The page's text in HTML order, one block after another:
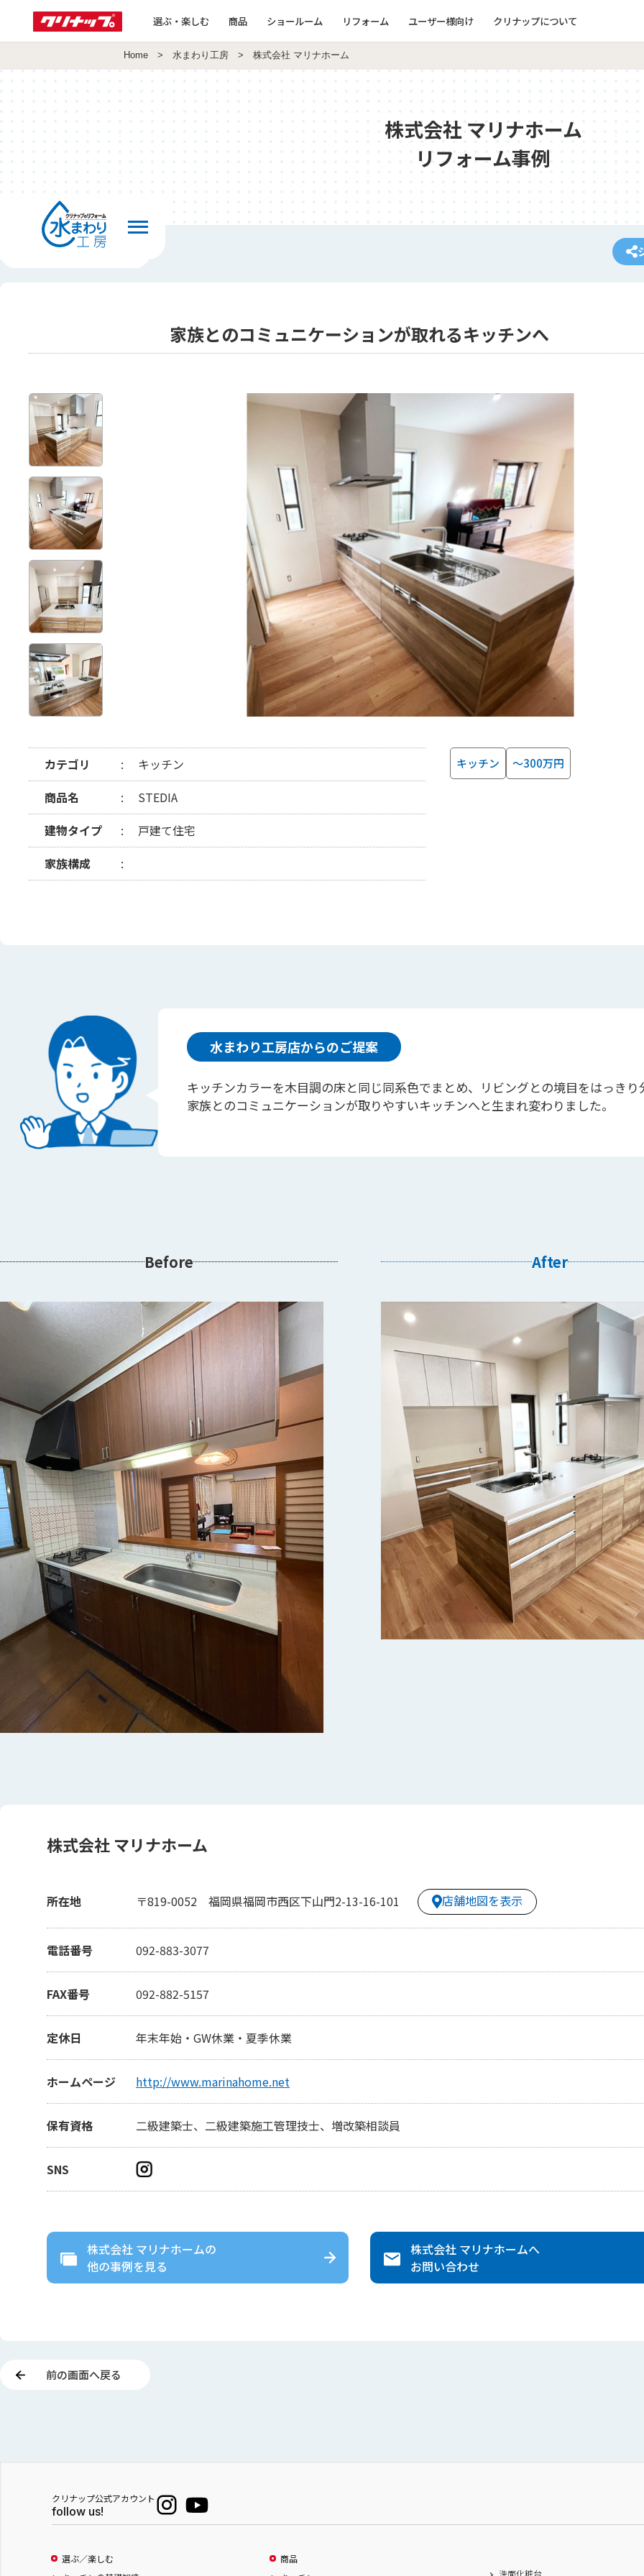
選ぶ・楽しむ 商品 ショールーム リフォーム ユーザー様向け クリナップについて
Home > 水まわり工房 > 株式会社 マリナホーム
株式会社 マリナホーム
リフォーム事例
前の画面へ戻る
家族とのコミュニケーションが取れるキッチンへ
カテゴリ
キッチン
商品名
STEDIA
建物タイプ
戸建て住宅
家族構成
キッチン ～300万円
水まわり工房店からのご提案
キッチンカラーを木目調の床と同じ同系色でまとめ、リビングとの境目をはっきり
家族とのコミュニケーションが取りやすいキッチンへと生まれ変わりました。
Before After
株式会社 マリナホーム
所在地 〒819-0052 福岡県福岡市西区下山門2-13-16-101 店舗地図を表示
電話番号 092-883-3077
FAX番号 092-882-5157
定休日 年末年始・GW休業・夏季休業
ホームページ http://www.marinahome.net
保有資格 二級建築士、二級建築施工管理技士、増改築相談員
SNS
株式会社 マリナホームの
他の事例を見る
株式会社 マリナホームへ
お問い合わせ
前の画面へ戻る
クリナップ公式アカウント
follow us!
選ぶ／楽しむ
商品